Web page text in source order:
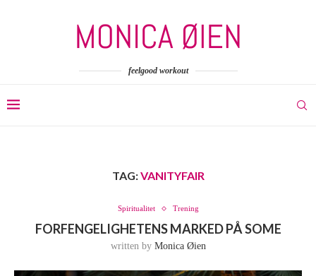
feelgood workout
TAG:VANITYFAIR
Spiritualitet Trening
FORFENGELIGHETENS MARKED PÅ SOME
written by Monica Øien